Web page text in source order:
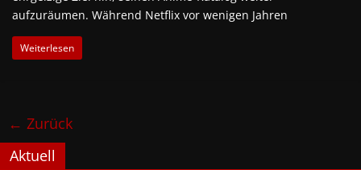
aufzuräumen. Während Netflix vor wenigen Jahren
Weiterlesen
← Zurück
Aktuell